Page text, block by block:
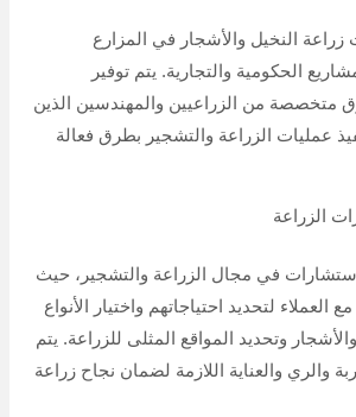
النخيل والأشجار في المزارع
الحكومية والتجارية. يتم توفير
متخصصة من الزراعيين والمهندسين الذين
عمليات الزراعة والتشجير بطرق فعالة
الزراعة
في مجال الزراعة والتشجير، حيث
العملاء لتحديد احتياجاتهم واختيار الأنواع
وتحديد المواقع المثلى للزراعة. يتم
والري والعناية اللازمة لضمان نجاح زراعة